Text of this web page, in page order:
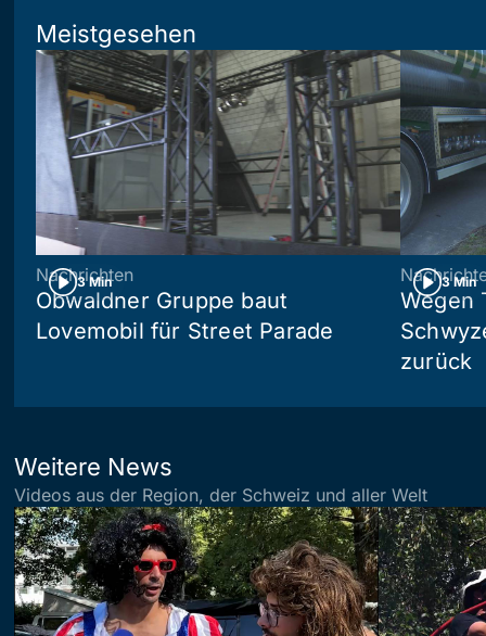
Meistgesehen
3 Min
Nachrichten
Obwaldner Gruppe baut
Lovemobil für Street Parade
3 Min
Wegen
zurück
Weitere News
Videos aus der Region, der Schweiz und aller Welt